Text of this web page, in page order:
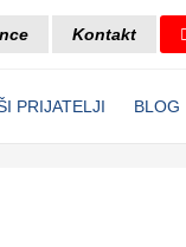
Kontakt
PRIJATELJI BLOG